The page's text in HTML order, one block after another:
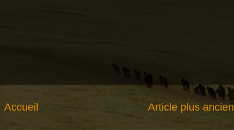
Article plus ancien
Accueil